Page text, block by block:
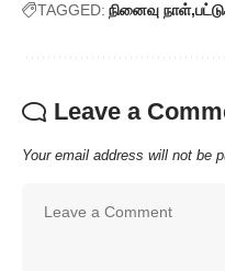
TAGGED: நினைவு நாள்
Leave a
Your email address will not be